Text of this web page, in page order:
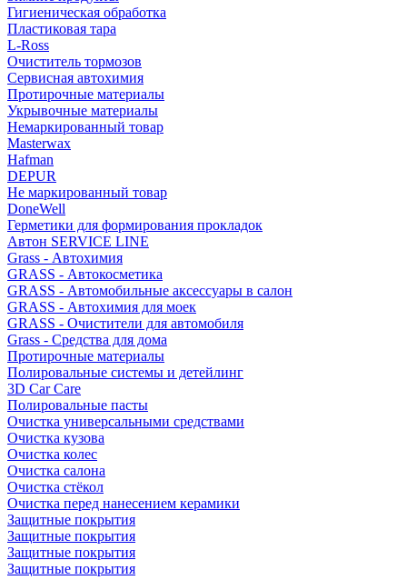
Гигиеническая обработка
Пластиковая тара
L-Ross
Очиститель тормозов
Сервисная автохимия
Протирочные материалы
Укрывочные материалы
Немаркированный товар
Masterwax
Hafman
DEPUR
Не маркированный товар
DoneWell
Герметики для формирования прокладок
Автон SERVICE LINE
Grass - Автохимия
GRASS - Автокосметика
GRASS - Автомобильные аксессуары в салон
GRASS - Автохимия для моек
GRASS - Очистители для автомобиля
Grass - Средства для дома
Протирочные материалы
Полировальные системы и детейлинг
3D Car Care
Полировальные пасты
Очистка универсальными средствами
Очистка кузова
Очистка колес
Очистка салона
Очистка стёкол
Очистка перед нанесением керамики
Защитные покрытия
Защитные покрытия
Защитные покрытия
Защитные покрытия